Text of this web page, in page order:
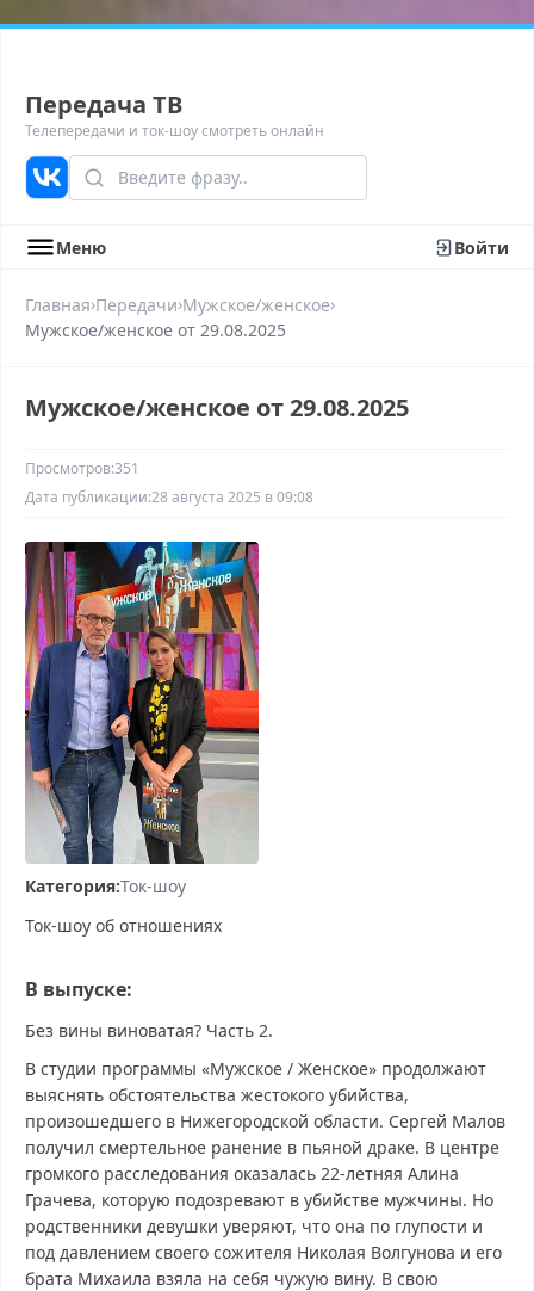
Передача ТВ
Телепередачи и ток-шоу смотреть онлайн
Меню Войти
Главная›Передачи›Мужское/женское›
Мужское/женское от 29.08.2025
Мужское/женское от 29.08.2025
Просмотров:351
Дата публикации:28 августа 2025 в 09:08
Категория:Ток-шоу
Ток-шоу об отношениях
В выпуске:
Без вины виноватая? Часть 2.
В студии программы «Мужское / Женское» продолжают
выяснять обстоятельства жестокого убийства,
произошедшего в Нижегородской области. Сергей Малов
получил смертельное ранение в пьяной драке. В центре
громкого расследования оказалась 22-летняя Алина
Грачева, которую подозревают в убийстве мужчины. Но
родственники девушки уверяют, что она по глупости и
под давлением своего сожителя Николая Волгунова и его
брата Михаила взяла на себя чужую вину. В свою